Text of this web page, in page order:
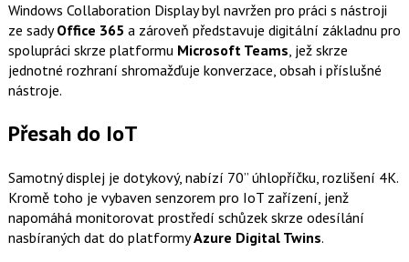
Windows Collaboration Display byl navržen pro práci s nástroji
ze sadyOffice 365 a zároveň představuje digitální základnu pro
spolupráci skrze platformu Microsoft Teams, jež skrze
jednotné rozhraní shromažďuje konverzace, obsah i příslušné
nástroje.
Přesah do IoT
Samotný displej je dotykový, nabízí 70” úhlopříčku, rozlišení 4K.
Kromě toho je vybaven senzorem pro IoT zařízení, jenž
napomáhá monitorovat prostředí schůzek skrze odesílání
nasbíraných dat do platformyAzure Digital Twins.